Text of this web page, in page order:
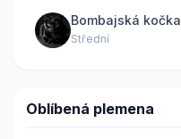
Bombajská kočka
Střední
Oblíbená plemena